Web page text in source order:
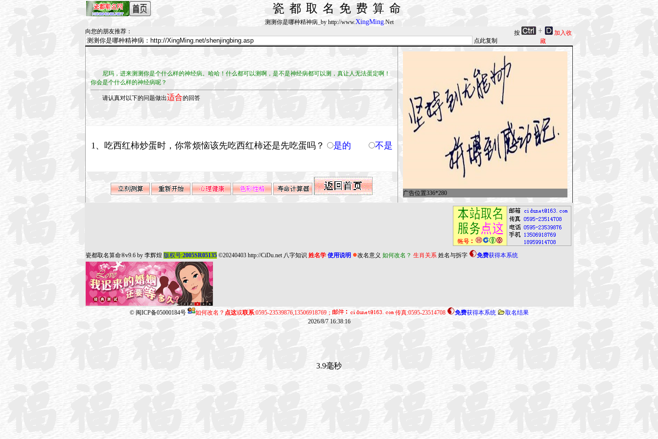
瓷都取名免费算命
测测你是哪种精神病_by http://www.XingMing.Net
向您的朋友推荐 ：
点此复制
按
加入收
藏
尼玛，进来测测你是个什么样的神经病。哈哈！什么都可以测啊，是不是神经病都可以测，真让人无法蛋定啊！
你会是个什么样的神经病呢？
请认真对以下的问题做出适合的回答
广告位置336*280
1、吃西红柿炒蛋时，你常烦恼该先吃西红柿还是先吃蛋吗？ 是的 不是
瓷都取名算命®v9.6 by 李辉煌 版权号:2005SR05135©20240403 http://CiDu.net 八字知识 姓名学 使用说明 改名意义 如何改名？ 生肖关系 姓名与拆字 免费获得本系统
© 闽ICP备05000184号 如何改名？ 点这或联系:0595-23539876,13506918769； 传真:0595-23514708 免费获得本系统
取名结果
2026/8/7 16:38:16
3.9毫秒